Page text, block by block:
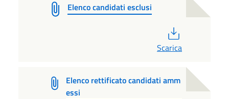
Elenco candidati esclusi
Scarica
Elenco rettificato candidati amm
essi